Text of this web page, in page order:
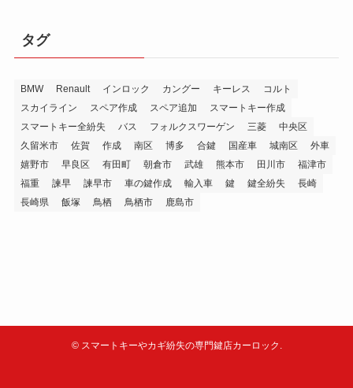
タグ
BMW Renault インロック カングー キーレス
コルト
スカイライン
スペア作成 スペア追加
スマートキー作成
スマートキー全紛失
バス フォルクスワーゲン 三菱
中央区
久留米市
佐賀 作成 南区 博多 合鍵 国産車 城南区
外車
嬉野市
早良区 有田町 朝倉市 武雄 熊本市 田川市
福津市
福重
諫早 諫早市 車の鍵作成 輸入車 鍵 鍵全紛失
長崎
長崎県
飯塚 鳥栖 鳥栖市 鹿島市
©スマートキーやカギ紛失の専門鍵店カーロック.